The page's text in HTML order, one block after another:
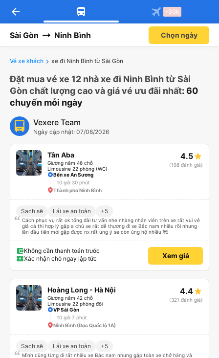
arrow_back -30k
Sài Gòn Ninh Bình Chọn ngày
Vé xe khách xe đi Ninh Bình từ Sài Gòn
Đặt mua vé xe 12 nhà xe đi Ninh Bình từ Sài
Gòn chất lượng cao và giá vé ưu đãi nhất: 60
chuyến mỗi ngày
Vexere Team
Ngày cập nhật: 07/08/2026
Tân Aba
Giường nằm 46 chỗ
Limousine 22 phòng (WC)
4.5
(198 đánh giá)
Bến xe An Sương
10 giờ 30 phút
Thành phố Ninh Bình
Sạch sẽ Lái xe an toàn +5
Cách phục vụ rất ok tổng đài tư vấn nhe nhàng nhân viên trên xe rất vui vẻ
giá cả thi hợp lý gặp a chủ xe rất dễ thương đi xe Bắc nam nhiều rồi nhưng
lần đầu tiên mới gặp được nx rất ung ý se còn ủng hộ nhiều 🥰
Không cần thanh toán trước
Xác nhận chỗ ngay lập tức
Xem giá
Hoàng Long - Hà Nội
Giường nằm 42 chỗ
Limousine 22 phòng đôi
4.4
(321 đánh giá)
VP Sài Gòn
10 giờ 7 phút
Ninh Bình (Dọc Quốc lộ 1A)
Sạch sẽ Lái xe an toàn +5
Mình cũng từng đi rất nhiều xe Bắc nam nhưng gặp toàn xe chở hàng và